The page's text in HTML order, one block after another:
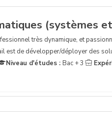
(systèmes
très dynamique, et
est de développer/déployer des
Niveau d'études : Bac + 3